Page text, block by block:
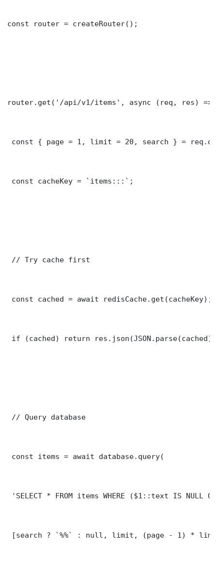
const router = createRouter();
router.get('/api/v1/items', async (req, res) =>
const { page = 1, limit = 20, search } =
const cacheKey = `items:::`;
// Try cache first
const cached = await redisCache.get(cacheKey);
if (cached) return
// Query database
const items = await database.query(
'SELECT * FROM items WHERE ($1::text IS NULL
[search ? `%%` : null, limit, (page - 1) *